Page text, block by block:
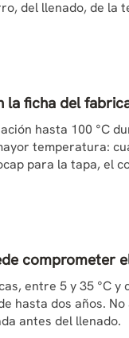
del llenado, de la
la ficha del
hasta 100 °C
temperatura:
para la tapa, el
comprometer
entre 5 y 35 °C
hasta dos años.
antes del llenado.